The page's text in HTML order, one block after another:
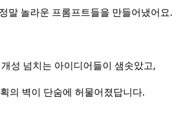
말 놀라운 프롬프트들을 만들어냈어요.
성 넘치는 아이디어들이 샘솟았고,
의 벽이 단숨에 허물어졌답니다.